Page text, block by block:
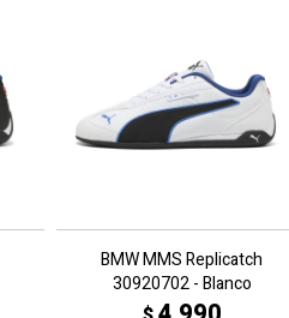
BMW MMS Replicatch
30920702 - Blanco